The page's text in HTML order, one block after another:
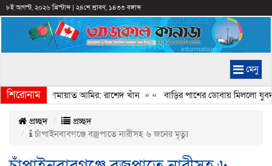
৮ই আগস্ট, ২০২৬ খ্রিস্টাব্দ| ২৪শে শ্রাবণ, ১৪৩৩ বঙ্গাব্দ
মেনু
শিরোনাম
করেন জামায়াত আমির: রাশেদ খাঁন» « বাড়ির পাশের ডোবায় মিললো
প্রচ্ছদ
প্রচ্ছদ
চাঁপাইনবাবগঞ্জে বজ্রপাতে নারীসহ ৬ জনের মৃত্যু